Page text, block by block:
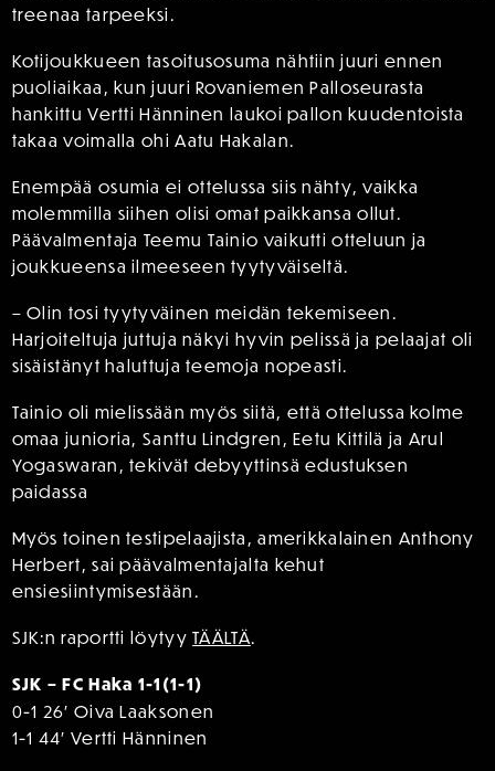
treenaa tarpeeksi.
Kotijoukkueen tasoitusosuma nähtiin juuri ennen
puoliaikaa, kun juuri Rovaniemen Palloseurasta
hankittu Vertti Hänninen laukoi pallon kuudentoista
takaa voimalla ohi Aatu Hakalan.
Enempää osumia ei ottelussa siis nähty, vaikka
molemmilla siihen olisi omat paikkansa ollut.
Päävalmentaja Teemu Tainio vaikutti otteluun ja
joukkueensa ilmeeseen tyytyväiseltä.
– Olin tosi tyytyväinen meidän tekemiseen.
Harjoiteltuja juttuja näkyi hyvin pelissä ja pelaajat oli
sisäistänyt haluttuja teemoja nopeasti.
Tainio oli mielissään myös siitä, että ottelussa kolme
omaa junioria, Santtu Lindgren, Eetu Kittilä ja Arul
Yogaswaran, tekivät debyyttinsä edustuksen
paidassa
Myös toinen testipelaajista, amerikkalainen Anthony
Herbert, sai päävalmentajalta kehut
ensiesiintymisestään.
SJK:n raportti löytyyTÄÄLTÄ.
SJK – FC Haka 1-1(1-1)
0-1 26′ Oiva Laaksonen
1-1 44′ Vertti Hänninen